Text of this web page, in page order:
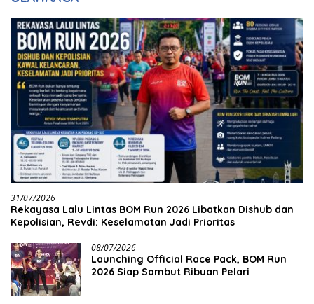
31/07/2026
Rekayasa Lalu Lintas BOM Run 2026 Libatkan Dishub dan
Kepolisian, Revdi: Keselamatan Jadi Prioritas
08/07/2026
Launching Official Race Pack, BOM Run
2026 Siap Sambut Ribuan Pelari